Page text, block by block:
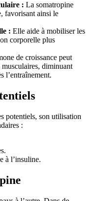
: La somatropine
favorisant ainsi le
: Elle aide à mobiliser les
corporelle plus
de croissance peut
diminuant
l’entraînement.
potentiels, son utilisation
:
à l’insuline.